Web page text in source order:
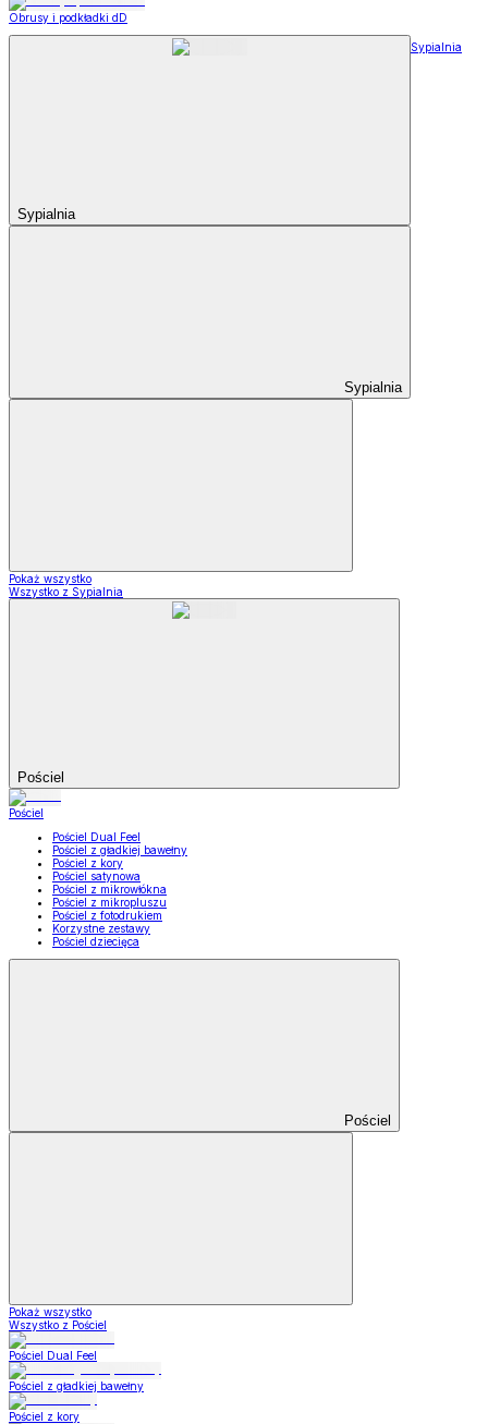
Obrusy i podkładki dD
Sypialnia
Sypialnia
Sypialnia
Pokaż wszystko
Wszystko z Sypialnia
Pościel
Pościel
Pościel Dual Feel
Pościel z gładkiej bawełny
Pościel z kory
Pościel satynowa
Pościel z mikrowłókna
Pościel z mikropluszu
Pościel z fotodrukiem
Korzystne zestawy
Pościel dziecięca
Pościel
Pokaż wszystko
Wszystko z Pościel
Pościel Dual Feel
Pościel z gładkiej bawełny
Pościel z kory